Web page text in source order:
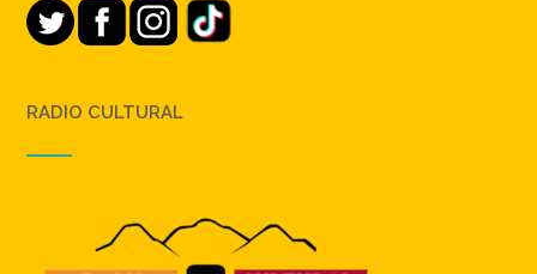
RADIO CULTURAL